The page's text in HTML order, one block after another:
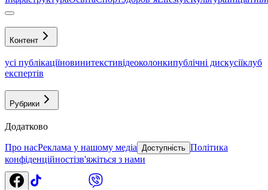
Контент
усі публікаціїновинитекстивідеоколонкипублічні дискусіїклуб
експертів
Рубрики
Додатково
Про насРеклама у нашому медіа Доступність Політика
конфіденційностізв'яжіться з нами